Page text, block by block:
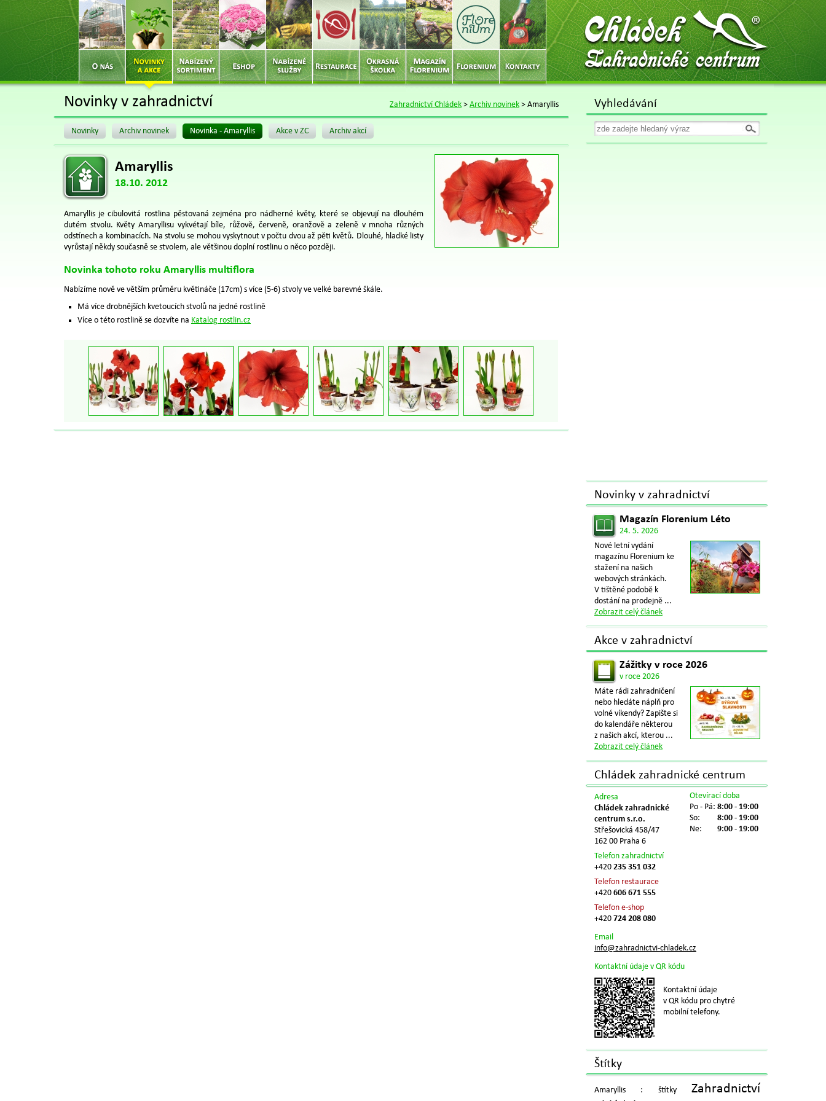
Chládek
Zahradnické centrum
Zahradnictví Chládek > Archiv novinek > Amaryllis
Novinky v zahradnictví
Novinky Archiv novinek Novinka - Amaryllis Akce v ZC Archiv akcí
Amaryllis
18.10. 2012
Amaryllis je cibulovitá rostlina pěstovaná zejména pro nádherné květy, které se objevují na dlouhém
dutém stvolu. Květy Amaryllisu vykvétají bíle, růžově, červeně, oranžově a zeleně v mnoha různých
odstínech a kombinacích. Na stvolu se mohou vyskytnout v počtu dvou až pěti květů. Dlouhé, hladké listy
vyrůstají někdy současně se stvolem, ale většinou doplní rostlinu o něco později.
Novinka tohoto roku Amaryllis multiflora
Nabízíme nově ve větším průměru květináče (17cm) s více (5-6) stvoly ve velké barevné škále.
Má více drobnějších kvetoucích stvolů na jedné rostlině
Více o této rostlině se dozvíte na Katalog rostlin.cz
Vyhledávání
Novinky v zahradnictví
Magazín Florenium Léto
24. 5. 2026
Nové letní vydání
magazínu Florenium ke
stažení na našich
webových stránkách.
V tištěné podobě k
dostání na prodejně ...
Zobrazit celý článek
Akce v zahradnictví
Zážitky v roce 2026
v roce 2026
Máte rádi zahradničení
nebo hledáte náplň pro
volné víkendy? Zapište si
do kalendáře některou
z našich akcí, kterou ...
Zobrazit celý článek
Chládek zahradnické centrum
Adresa
Chládek zahradnické
centrum s.r.o.
Střešovická 458/47
162 00 Praha 6
Telefon zahradnictví
+420 235 351 032
Telefon restaurace
+420 606 671 555
Telefon e-shop
+420 724 208 080
Otevírací doba
Po - Pá: 8:00 - 19:00
So:
8:00 - 19:00
Ne:
9:00 - 19:00
Email
info@zahradnictvi-chladek.cz
Kontaktní údaje v QR kódu
Kontaktní údaje
v QR kódu pro chytré
mobilní telefony.
Štítky
Amaryllis : štítky Zahradnictví